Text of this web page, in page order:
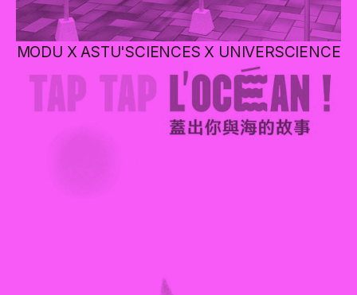
MODU X ASTU'SCIENCES X UNIVERSCIENCE